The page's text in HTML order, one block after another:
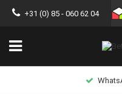
+31 (0) 85 - 060 62 04